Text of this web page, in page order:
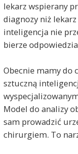
lekarz wspierany
diagnozy niż lekarz
inteligencja nie
bierze
Obecnie mamy do
sztuczną
Model do analizy
sam prowadzić
chirurgiem. To